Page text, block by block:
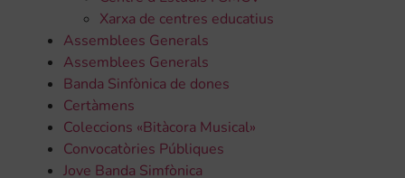
Xarxa de centres educatius
Assemblees Generals
Assemblees Generals
Banda Sinfònica de dones
Certàmens
Coleccions «Bitàcora Musical»
Convocatòries Públiques
Jove Banda Simfònica